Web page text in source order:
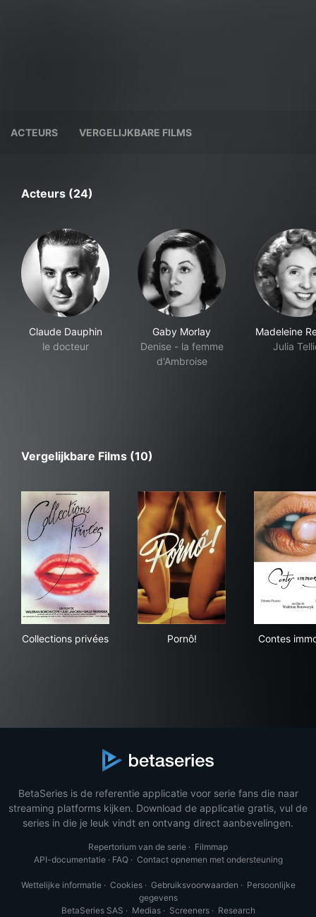
ACTEURS VERGELIJKBARE FILMS
Acteurs (24)
Claude Dauphin
le docteur
Gaby Morlay
Denise - la femme
d'Ambroise
Madeleine
Julia
Vergelijkbare Films (10)
Collections privées Pornô! Contes
BetaSeries is de referentie applicatie voor serie fans die naar
streaming platforms kijken. Download de applicatie gratis, vul de
series in die je leuk vindt en ontvang direct aanbevelingen.
Repertorium van de serie · Filmmap
API-documentatie· FAQ· Contact opnemen met ondersteuning
Wettelijke informatie· Cookies· Gebruiksvoorwaarden · Persoonlijke
gegevens
BetaSeries SAS · Medias· Screeners· Research